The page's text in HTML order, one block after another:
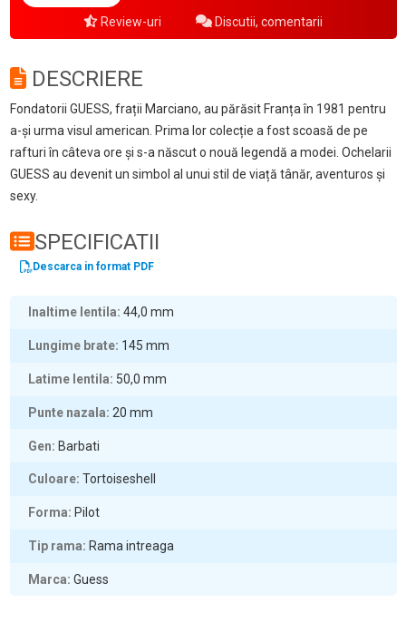
Review-uri Discutii, comentarii
DESCRIERE
Fondatorii GUESS, frații Marciano, au părăsit Franța în 1981 pentru
a-și urma visul american. Prima lor colecție a fost scoasă de pe
rafturi în câteva ore și s-a născut o nouă legendă a modei. Ochelarii
GUESS au devenit un simbol al unui stil de viață tânăr, aventuros și
sexy.
SPECIFICATII
Descarca in format PDF
Inaltime lentila 44,0 mm
Lungime brate 145 mm
Latime lentila 50,0 mm
Punte nazala 20 mm
Gen Barbati
Culoare Tortoiseshell
Forma Pilot
Tip rama Rama intreaga
Marca Guess